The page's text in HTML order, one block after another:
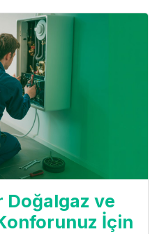
Doğalgaz ve
İçin